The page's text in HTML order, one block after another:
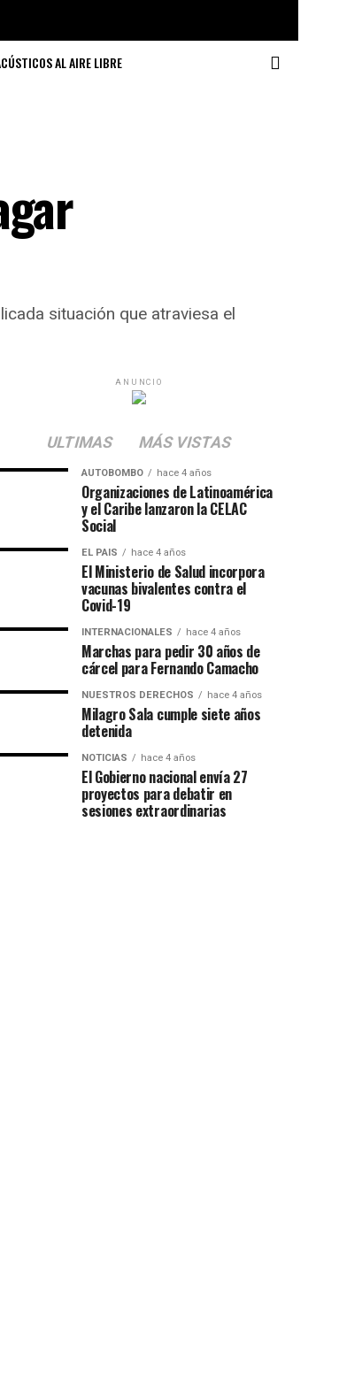
AL AIRE LIBRE
situación que atraviesa el
ANUNCIO
ULTIMAS MÁS VISTAS
AUTOBOMBO hace 4 años
Organizaciones de Latinoamérica
y el Caribe lanzaron la CELAC
Social
EL PAIS hace 4 años
El Ministerio de Salud incorpora
vacunas bivalentes contra el
Covid-19
INTERNACIONALES hace 4 años
Marchas para pedir 30 años de
cárcel para Fernando Camacho
NUESTROS DERECHOS hace 4 años
Milagro Sala cumple siete años
detenida
NOTICIAS hace 4 años
El Gobierno nacional envía 27
proyectos para debatir en
sesiones extraordinarias